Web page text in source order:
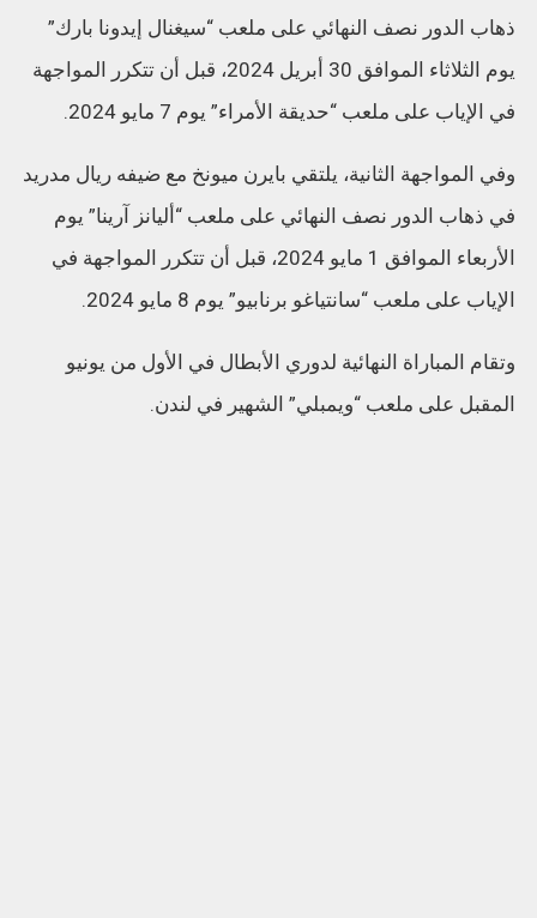
ذهاب الدور نصف النهائي على ملعب “سيغنال إيدونا بارك”
يوم الثلاثاء الموافق 30 أبريل 2024، قبل أن تتكرر المواجهة
في الإياب على ملعب “حديقة الأمراء” يوم 7 مايو 2024.
وفي المواجهة الثانية، يلتقي بايرن ميونخ مع ضيفه ريال مدريد
في ذهاب الدور نصف النهائي على ملعب “أليانز آرينا” يوم
الأربعاء الموافق 1 مايو 2024، قبل أن تتكرر المواجهة في
الإياب على ملعب “سانتياغو برنابيو” يوم 8 مايو 2024.
وتقام المباراة النهائية لدوري الأبطال في الأول من يونيو
المقبل على ملعب “ويمبلي” الشهير في لندن.